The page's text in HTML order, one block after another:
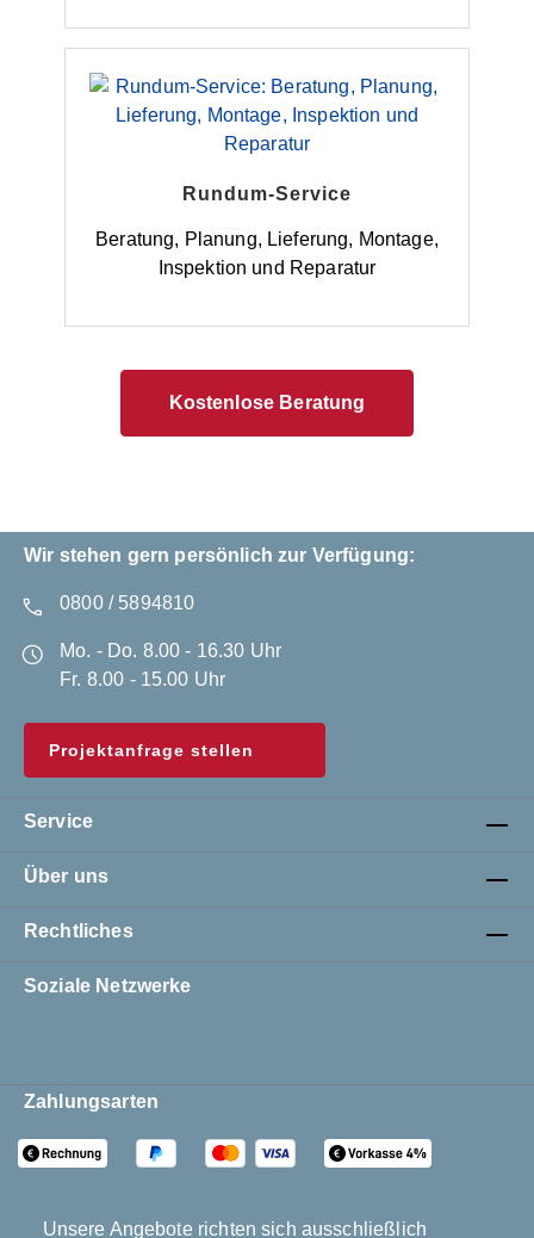
Rundum-Service
Beratung, Planung, Lieferung, Montage,
Inspektion und Reparatur
Kostenlose Beratung
Wir stehen gern persönlich zur Verfügung:
0800 / 5894810
Mo. - Do. 8.00 - 16.30 Uhr
Fr. 8.00 - 15.00 Uhr
Projektanfrage stellen
Service
Über uns
Rechtliches
Soziale Netzwerke
Zahlungsarten
Unsere Angebote richten sich ausschließlich